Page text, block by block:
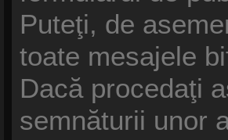
Puteţi, de
toate mesajele
Dacă procedaţi
semnăturii unor